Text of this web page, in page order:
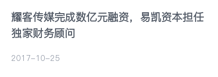
行业观察
耀客传媒完成数亿元融资，易凯资本担任
独家财务顾问
2017-10-25